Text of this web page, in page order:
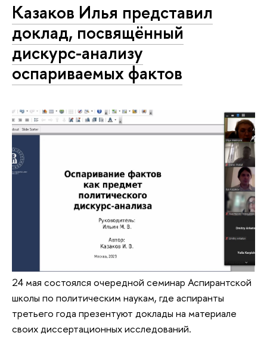
Казаков Илья представил
доклад, посвящённый
дискурс-анализу
оспариваемых фактов
24 мая состоялся очередной семинар Аспирантской
школы по политическим наукам, где аспиранты
третьего года презентуют доклады на материале
своих диссертационных исследований.